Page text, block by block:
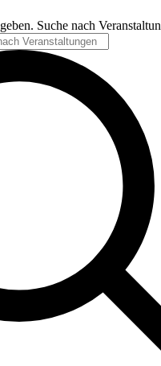
Suche nach